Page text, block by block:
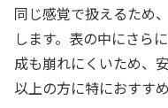
同じ感覚で扱えるため
します。表の中にさら
成も崩れにくいため、
以上の方に特におすす